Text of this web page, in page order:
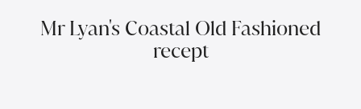
Mr Lyan's Coastal Old Fashioned
recept